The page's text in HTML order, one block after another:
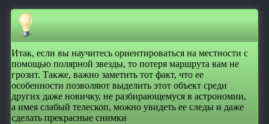
Итак, если вы научитесь ориентироваться на местности с
помощью полярной звезды, то потеря маршрута вам не
грозит. Также, важно заметить тот факт, что ее
особенности позволяют выделить этот объект среди
других даже новичку, не разбирающемуся в астрономии,
а имея слабый телескоп, можно увидеть ее следы и даже
сделать прекрасные снимки